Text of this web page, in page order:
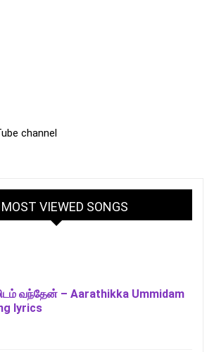
channel
MOST VIEWED SONGS
வந்தேன் – Aarathikka Ummidam
lyrics